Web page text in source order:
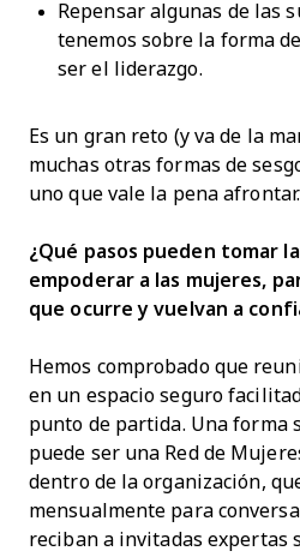
Repensar algunas de las
tenemos sobre la forma
ser el liderazgo.
Es un gran reto (y va de la
muchas otras formas de
uno que vale la pena afrontar.
¿Qué pasos pueden tomar
empoderar a las mujeres,
que ocurre y vuelvan a
Hemos comprobado que
en un espacio seguro
punto de partida. Una forma
puede ser una Red de
dentro de la organización,
mensualmente para
reciban a invitadas expertas